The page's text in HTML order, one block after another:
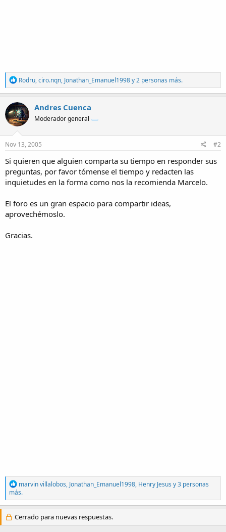
R
e
a
c
t
i
o
n
s
Rodru,ciro.nqn, Jonathan_Emanuel1998y 2 personas más.
Andres Cuenca
Moderador general
Nov 13, 2005 #2
Si quieren que alguien comparta su tiempo en responder sus
preguntas, por favor tómense el tiempo y redacten las
inquietudes en la forma como nos la recomienda Marcelo.
El foro es un gran espacio para compartir ideas,
aprovechémoslo.
Gracias.
R
e
a
c
t
i
marvin villalobos, Jonathan_Emanuel1998, Henry Jesus y 3 personas
más.
Cerrado para nuevas respuestas.